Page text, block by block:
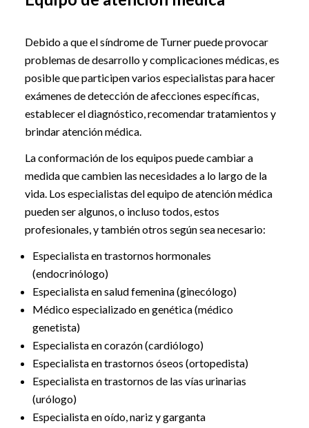
Debido a que el síndrome de Turner puede provocar
problemas de desarrollo y complicaciones médicas, es
posible que participen varios especialistas para hacer
exámenes de detección de afecciones específicas,
establecer el diagnóstico, recomendar tratamientos y
brindar atención médica.
La conformación de los equipos puede cambiar a
medida que cambien las necesidades a lo largo de la
vida. Los especialistas del equipo de atención médica
pueden ser algunos, o incluso todos, estos
profesionales, y también otros según sea necesario:
Especialista en trastornos hormonales
(endocrinólogo)
Especialista en salud femenina (ginecólogo)
Médico especializado en genética (médico
genetista)
Especialista en corazón (cardiólogo)
Especialista en trastornos óseos (ortopedista)
Especialista en trastornos de las vías urinarias
(urólogo)
Especialista en oído, nariz y garganta